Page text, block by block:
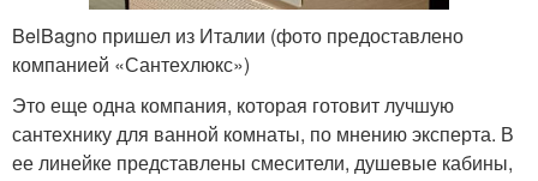
BelBagno пришел из Италии (фото предоставлено
компанией «Сантехлюкс»)
Это еще одна компания, которая готовит лучшую
сантехнику для ванной комнаты, по мнению эксперта. В
ее линейке представлены смесители, душевые кабины,